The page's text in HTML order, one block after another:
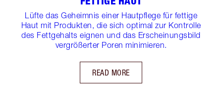
Lüfte das Geheimnis einer Hautpflege für fettige
Haut mit Produkten, die sich optimal zur Kontrolle
des Fettgehalts eignen und das Erscheinungsbild
vergrößerter Poren minimieren.
READ MORE